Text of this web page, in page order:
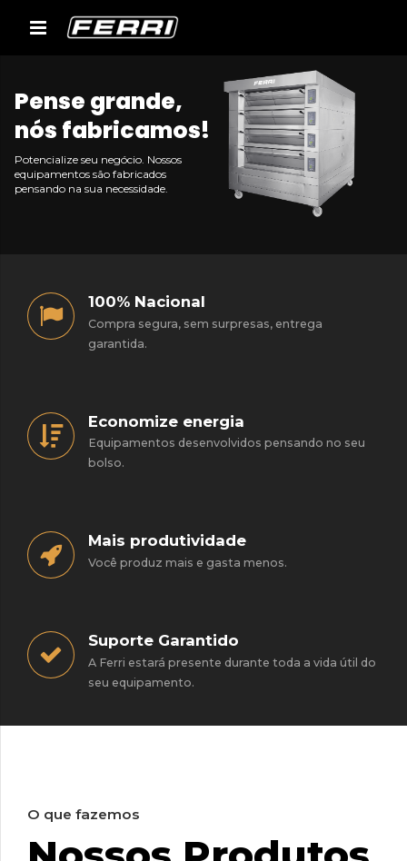
Pense grande,
nós fabricamos!
Potencialize seu negócio. Nossos
equipamentos são fabricados
pensando na sua necessidade.
100% Nacional
Compra segura, sem surpresas, entrega
garantida.
Economize energia
Equipamentos desenvolvidos pensando no seu
bolso.
Mais produtividade
Você produz mais e gasta menos.
Suporte Garantido
A Ferri estará presente durante toda a vida útil do
seu equipamento.
O que fazemos